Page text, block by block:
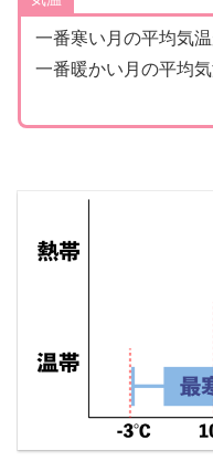
一番寒い月の平均気
一番暖かい月の平均